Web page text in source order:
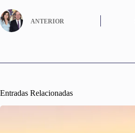
ANTERIOR
Entradas Relacionadas